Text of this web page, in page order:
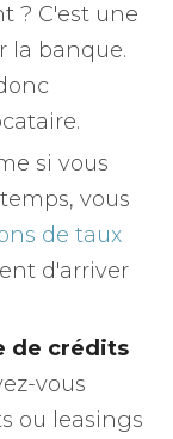
? C'est une
la banque.
si vous
vous
de taux
d'arriver
de crédits
vous
ou leasings